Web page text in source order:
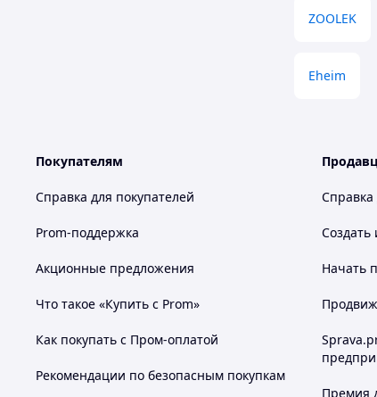
ZOOLEK
Eheim
Покупателям
Справка для покупателей
Prom-поддержка
Акционные предложения
Что такое «Купить с Prom»
Как покупать с Пром-оплатой
Рекомендации по безопасным покупкам
Справка
Создать
Начать
Премия